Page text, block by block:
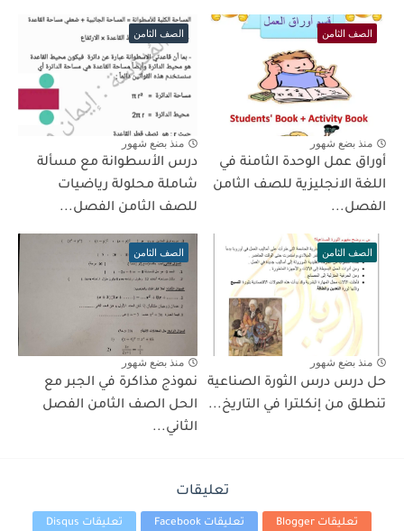
الصف الثامن
منذ بضع شهور
أوراق عمل الوحدة الثامنة في
اللغة الانجليزية للصف الثامن
الفصل...
الصف الثامن
منذ بضع شهور
درس الأسطوانة مع مسألة
شاملة محلولة رياضيات
للصف الثامن الفصل...
الصف الثامن
منذ بضع شهور
حل درس درس الثورة الصناعية
تنطلق من إنكلترا في التاريخ...
الصف الثامن
منذ بضع شهور
نموذج مذاكرة في الجبر مع
الحل الصف الثامن الفصل
الثاني...
تعليقات
تعليقات Blogger تعليقات Facebook تعليقات Disqus